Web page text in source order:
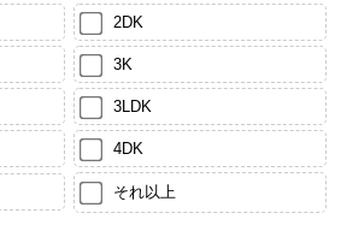
2DK
3K
3LDK
4DK
それ以上